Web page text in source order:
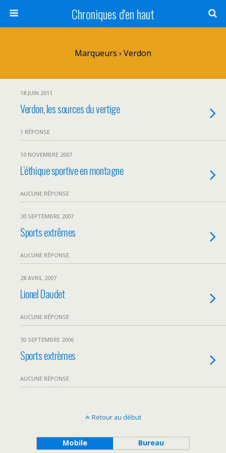
Chroniques d'en haut
Marqueurs › Verdon
18 JUIN 2011
Verdon, les sources du vertige
1 RÉPONSE
10 NOVEMBRE 2007
L’éthique sportive en montagne
AUCUNE RÉPONSE
30 SEPTEMBRE 2007
Sports extrêmes
AUCUNE RÉPONSE
28 AVRIL 2007
Lionel Daudet
AUCUNE RÉPONSE
30 SEPTEMBRE 2006
Sports extrèmes
AUCUNE RÉPONSE
Retour au début
Mobile Bureau